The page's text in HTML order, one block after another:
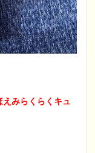
えみらくらくキュ